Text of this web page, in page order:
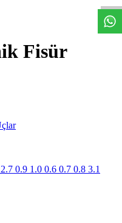
Fisür
2.7 0.9 1.0 0.6 0.7 0.8 3.1